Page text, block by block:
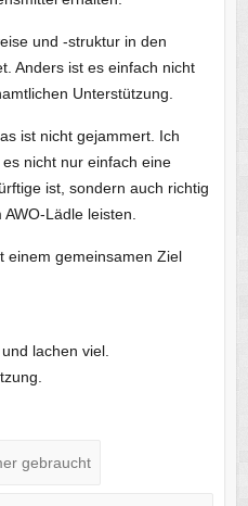
und -struktur in den
Anders ist es einfach nicht
Unterstützung.
ist nicht gejammert. Ich
nicht nur einfach eine
ist, sondern auch richtig
Lädle leisten.
einem gemeinsamen Ziel
lachen viel.
gebraucht